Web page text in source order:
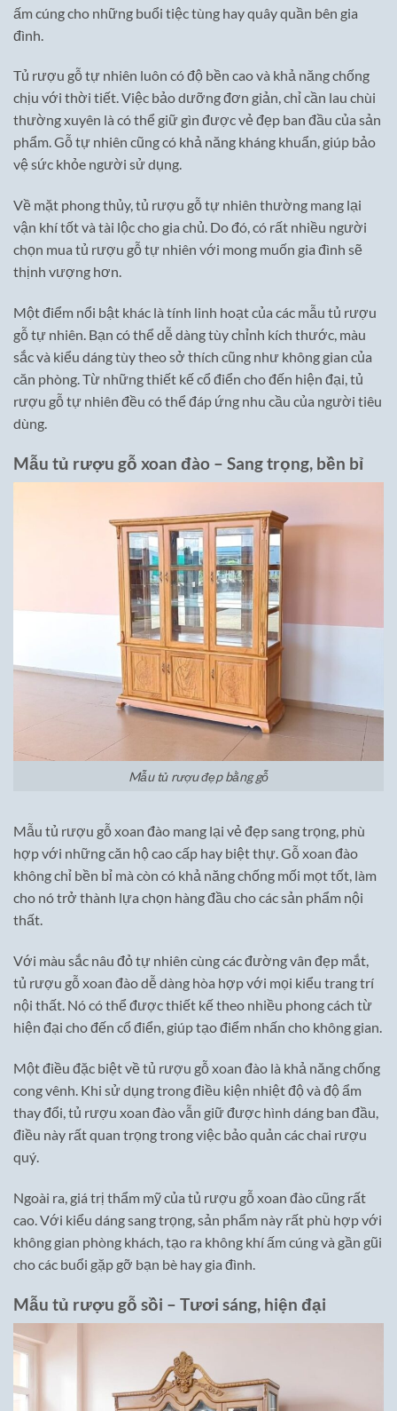
ấm cúng cho những buổi tiệc tùng hay quây quần bên gia
đình.
Tủ rượu gỗ tự nhiên luôn có độ bền cao và khả năng chống
chịu với thời tiết. Việc bảo dưỡng đơn giản, chỉ cần lau chùi
thường xuyên là có thể giữ gìn được vẻ đẹp ban đầu của sản
phẩm. Gỗ tự nhiên cũng có khả năng kháng khuẩn, giúp bảo
vệ sức khỏe người sử dụng.
Về mặt phong thủy, tủ rượu gỗ tự nhiên thường mang lại
vận khí tốt và tài lộc cho gia chủ. Do đó, có rất nhiều người
chọn mua tủ rượu gỗ tự nhiên với mong muốn gia đình sẽ
thịnh vượng hơn.
Một điểm nổi bật khác là tính linh hoạt của các mẫu tủ rượu
gỗ tự nhiên. Bạn có thể dễ dàng tùy chỉnh kích thước, màu
sắc và kiểu dáng tùy theo sở thích cũng như không gian của
căn phòng. Từ những thiết kế cổ điển cho đến hiện đại, tủ
rượu gỗ tự nhiên đều có thể đáp ứng nhu cầu của người tiêu
dùng.
Mẫu tủ rượu gỗ xoan đào – Sang trọng, bền bỉ
Mẫu tủ rượu đẹp bằng gỗ
Mẫu tủ rượu gỗ xoan đào mang lại vẻ đẹp sang trọng, phù
hợp với những căn hộ cao cấp hay biệt thự. Gỗ xoan đào
không chỉ bền bỉ mà còn có khả năng chống mối mọt tốt, làm
cho nó trở thành lựa chọn hàng đầu cho các sản phẩm nội
thất.
Với màu sắc nâu đỏ tự nhiên cùng các đường vân đẹp mắt,
tủ rượu gỗ xoan đào dễ dàng hòa hợp với mọi kiểu trang trí
nội thất. Nó có thể được thiết kế theo nhiều phong cách từ
hiện đại cho đến cổ điển, giúp tạo điểm nhấn cho không gian.
Một điều đặc biệt về tủ rượu gỗ xoan đào là khả năng chống
cong vênh. Khi sử dụng trong điều kiện nhiệt độ và độ ẩm
thay đổi, tủ rượu xoan đào vẫn giữ được hình dáng ban đầu,
điều này rất quan trọng trong việc bảo quản các chai rượu
quý.
Ngoài ra, giá trị thẩm mỹ của tủ rượu gỗ xoan đào cũng rất
cao. Với kiểu dáng sang trọng, sản phẩm này rất phù hợp với
không gian phòng khách, tạo ra không khí ấm cúng và gần gũi
cho các buổi gặp gỡ bạn bè hay gia đình.
Mẫu tủ rượu gỗ sồi – Tươi sáng, hiện đại